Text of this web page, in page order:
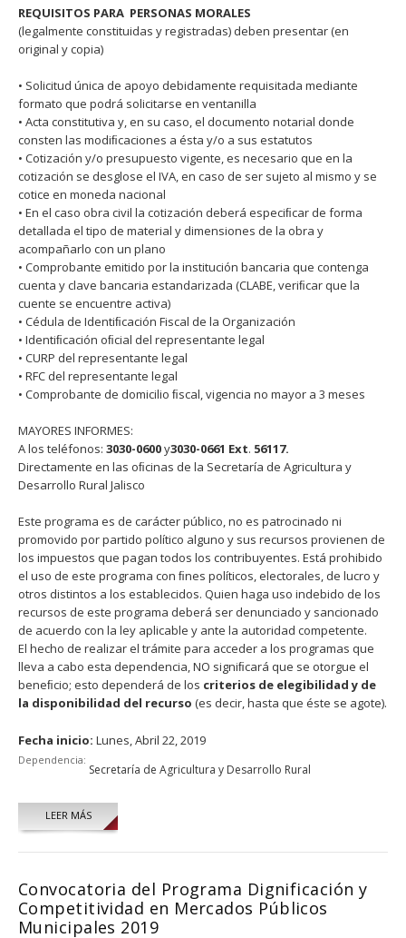
REQUISITOS PARA PERSONAS MORALES
(legalmente constituidas y registradas) deben presentar (en
original y copia)
• Solicitud única de apoyo debidamente requisitada mediante
formato que podrá solicitarse en ventanilla
• Acta constitutiva y, en su caso, el documento notarial donde
consten las modiﬁcaciones a ésta y/o a sus estatutos
• Cotización y/o presupuesto vigente, es necesario que en la
cotización se desglose el IVA, en caso de ser sujeto al mismo y se
cotice en moneda nacional
• En el caso obra civil la cotización deberá especiﬁcar de forma
detallada el tipo de material y dimensiones de la obra y
acompañarlo con un plano
• Comprobante emitido por la institución bancaria que contenga
cuenta y clave bancaria estandarizada (CLABE, veriﬁcar que la
cuente se encuentre activa)
• Cédula de Identiﬁcación Fiscal de la Organización
• Identiﬁcación oﬁcial del representante legal
• CURP del representante legal
• RFC del representante legal
• Comprobante de domicilio ﬁscal, vigencia no mayor a 3 meses
MAYORES INFORMES:
A los teléfonos: 3030-0600y3030-0661 Ext. 56117.
Directamente en las oﬁcinas de la Secretaría de Agricultura y
Desarrollo Rural Jalisco
Este programa es de carácter público, no es patrocinado ni
promovido por partido político alguno y sus recursos provienen de
los impuestos que pagan todos los contribuyentes. Está prohibido
el uso de este programa con ﬁnes políticos, electorales, de lucro y
otros distintos a los establecidos. Quien haga uso indebido de los
recursos de este programa deberá ser denunciado y sancionado
de acuerdo con la ley aplicable y ante la autoridad competente.
El hecho de realizar el trámite para acceder a los programas que
lleva a cabo esta dependencia, NO signiﬁcará que se otorgue el
beneﬁcio; esto dependerá de los criterios de elegibilidad y de
la disponibilidad del recurso (es decir, hasta que éste se agote).
Fecha inicio: Lunes, Abril 22, 2019
Dependencia:
Secretaría de Agricultura y Desarrollo Rural
LEER MÁS
Convocatoria del Programa Dignificación y
Competitividad en Mercados Públicos
Municipales 2019